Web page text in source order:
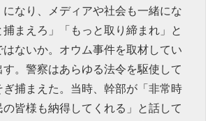
になり、メディアや社会も一緒にな
捕まえろ」「もっと取り締まれ」と
ないか。オウム事件を取材してい
す。警察はあらゆる法令を駆使して
ぎ捕まえた。当時、幹部が「非常時
の皆様も納得してくれる」と話して